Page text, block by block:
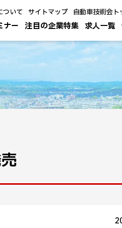
ナー 注目の企業特集 求人一覧
ついて サイトマップ 自動車技術会ト